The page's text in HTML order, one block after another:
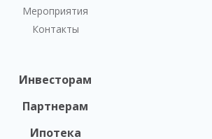
Мероприятия
Контакты
Инвесторам
Партнерам
Ипотека